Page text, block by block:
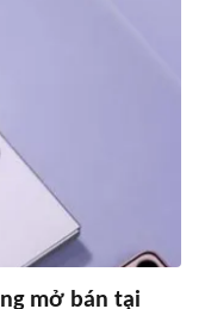
mở bán tại